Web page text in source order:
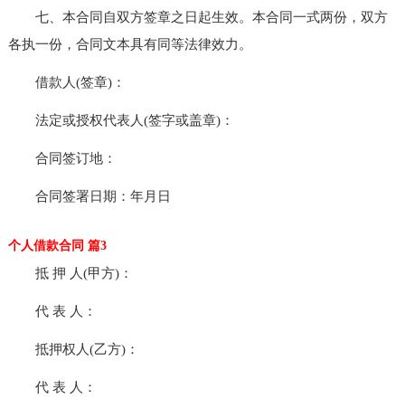
七、本合同自双方签章之日起生效。本合同一式两份，双方
各执一份，合同文本具有同等法律效力。
借款人(签章)：
法定或授权代表人(签字或盖章)：
合同签订地：
合同签署日期：年月日
个人借款合同 篇3
抵 押 人(甲方)：
代 表 人：
抵押权人(乙方)：
代 表 人：